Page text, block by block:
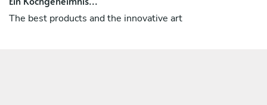
The best products and the innovative art